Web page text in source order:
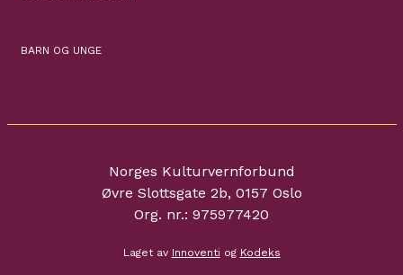
BARN OG UNGE
Norges Kulturvernforbund
Øvre Slottsgate 2b, 0157 Oslo
Org. nr.: 975977420
Laget av Innoventi og Kodeks